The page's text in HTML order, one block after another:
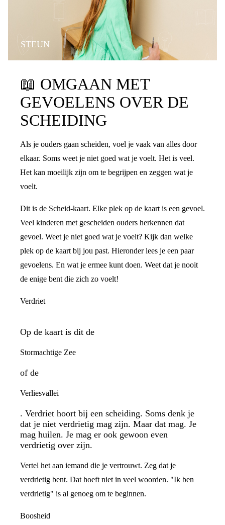
STEUN
📖 OMGAAN MET
GEVOELENS OVER DE
SCHEIDING
Als je ouders gaan scheiden, voel je vaak van alles door
elkaar. Soms weet je niet goed wat je voelt. Het is veel.
Het kan moeilijk zijn om te begrijpen en zeggen wat je
voelt.
Dit is de Scheid-kaart. Elke plek op de kaart is een gevoel.
Veel kinderen met gescheiden ouders herkennen dat
gevoel. Weet je niet goed wat je voelt? Kijk dan welke
plek op de kaart bij jou past. Hieronder lees je een paar
gevoelens. En wat je ermee kunt doen. Weet dat je nooit
de enige bent die zich zo voelt!
Verdriet
Op de kaart is dit de
Stormachtige Zee
of de
Verliesvallei
. Verdriet hoort bij een scheiding. Soms denk je
dat je niet verdrietig mag zijn. Maar dat mag. Je
mag huilen. Je mag er ook gewoon even
verdrietig over zijn.
Vertel het aan iemand die je vertrouwt. Zeg dat je
verdrietig bent. Dat hoeft niet in veel woorden. "Ik ben
verdrietig" is al genoeg om te beginnen.
Boosheid